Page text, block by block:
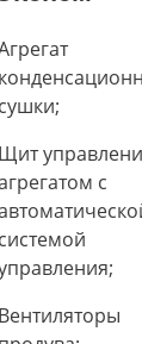
сушки;
Щит
с
системой
Вентиляторы